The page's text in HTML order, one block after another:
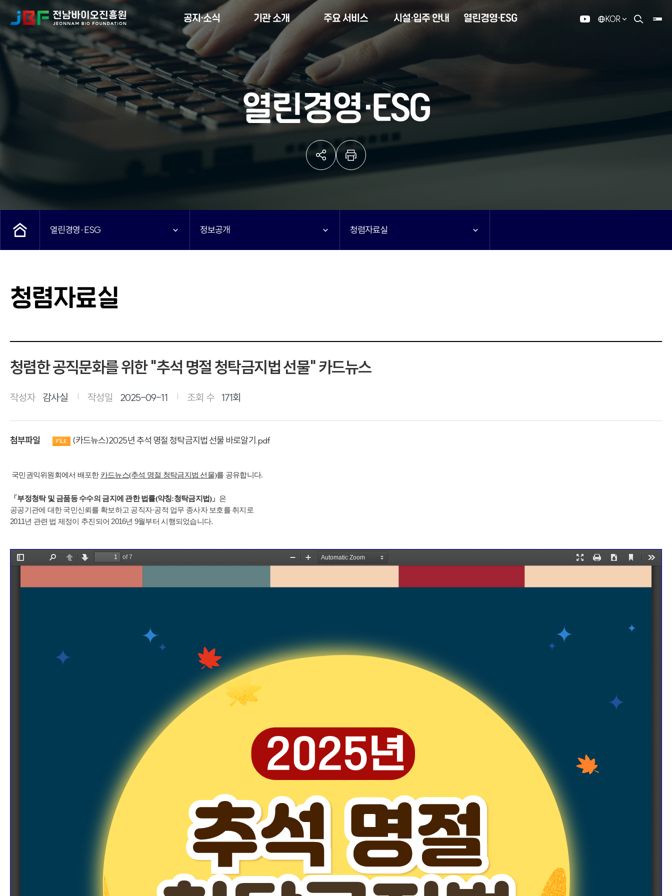
유튜브
KOR
검색 열기
Menu 공지·소식 기관 소개 주요 서비스 시설·입주 안내 열린경영·ESG
열린경영·ESG
열린경영·ESG 정보공개 청렴자료실
청렴자료실
청렴한 공직문화를 위한 "추석 명절 청탁금지법 선물" 카드뉴스
작성자 감사실 작성일 2025-09-11 조회 수 171회
첨부파일 (카드뉴스)2025년 추석 명절 청탁금지법 선물 바로알기.pdf
국민권익위원회에서 배포한 카드뉴스(추석 명절 청탁금지법 선물)를 공유합니다.
「부정청탁 및 금품등 수수의 금지에 관한 법률(약칭:청탁금지법)」 은
공공기관에 대한 국민신뢰를 확보하고 공직자·공적 업무 종사자 보호를 취지로
2011년 관련 법 제정이 추진되어 2016년 9월부터 시행되었습니다.